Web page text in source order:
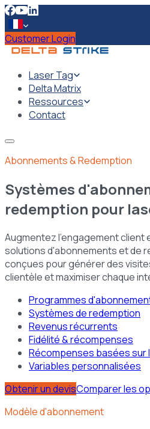
Customer Login
Laser Tag
Delta Matrix
Ressources
Contact
Abonnements & Redemption
Systèmes
redemption pour
Augmentez l'engagement client
solutions d'abonnements et de
conçues pour générer des
clientèle et maximiser chaque
Programmes
Systèmes de redemption
Revenus récurrents
Fidélité & récompenses
Récompenses basées sur
Variables personnalisées
Obtenir un devisComparer les
Modèle d'abonnement